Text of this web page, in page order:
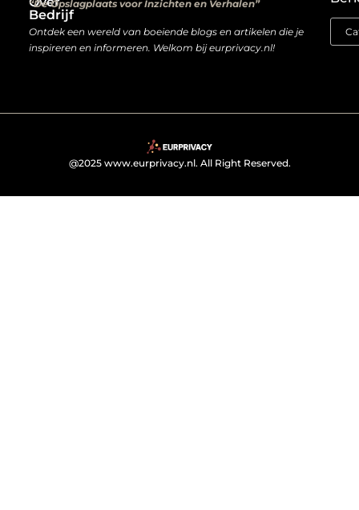
Bedrijf
“De Opslagplaats voor Inzichten en Verhalen”
Ontdek een wereld van boeiende blogs en artikelen die je
inspireren en informeren. Welkom bij eurprivacy.nl!
@2025 www.eurprivacy.nl. All Right Reserved.